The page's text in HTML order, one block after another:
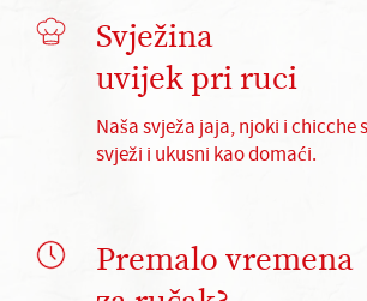
Svježina
uvijek pri ruci
Naša svježa jaja, njoki i chicche
svježi i ukusni kao domaći.
Premalo vremena